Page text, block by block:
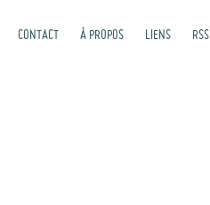
CONTACT À PROPOS LIENS RSS